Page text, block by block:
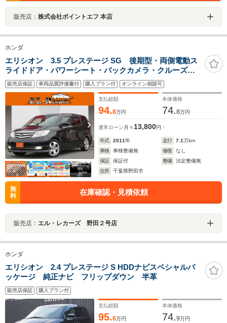
販売店： 株式会社ポイントエフ 本店
ホンダ
エリシオン 3.5 プレステージ SG 後期型・両側電動ス
ライドドア・パワーシート・バックカメラ・クルーズコ
ントロール・スマートキー・ハーフレザーシート・HIDヘ
ッドライト・オートA/C・ETC・純正18インチアルミ
販売店保証 車両品質評価書付 購入プラン付 オンライン相談可
支払総額
94.8万円
本体価格
74.8万円
通常ローン 月々 13,800円
年式 2011年 走行 7.1万km
車検
車検整備無 修復
なし
保証
保証付 整備
法定整備無
住所
千葉県野田市
無
料
在庫確認・見積依頼
販売店： エル・レカーズ 野田２号店
ホンダ
エリシオン 2.4 プレステージ S HDDナビスペシャルパ
ッケージ 純正ナビ フリップダウン 半革
販売店保証 購入プラン付
支払総額
95.6万円
本体価格
74.9万円